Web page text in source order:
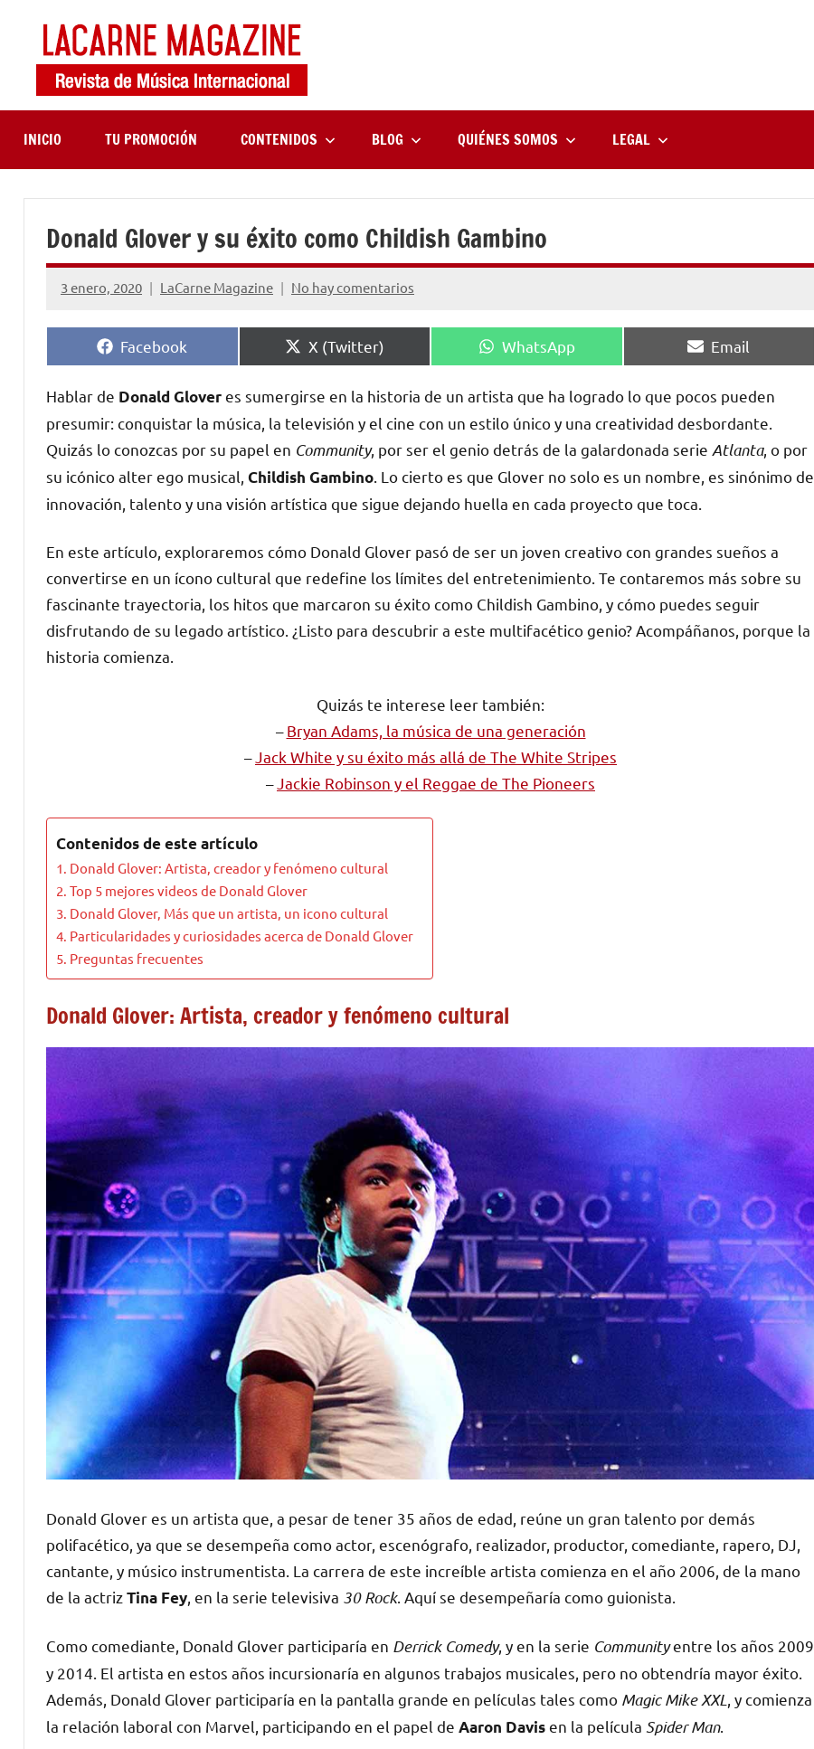
contenido
Magazine
música
internacional
INICIO TU PROMOCIÓN CONTENIDOS BLOG QUIÉNES SOMOS LEGAL
Donald Glover y su éxito como Childish Gambino
3 enero, 2020 LaCarne Magazine No hay comentarios
Compartir
en
Facebook
Compartir
en
X (Twitter)
Compartir
en
WhatsApp
Compartir
en
Email
Hablar de Donald Gloveres sumergirse en la historia de un artista que ha logrado lo que pocos pueden
presumir: conquistar la música, la televisión y el cine con un estilo único y una creatividad desbordante.
Quizás lo conozcas por su papel en Community, por ser el genio detrás de la galardonada serie Atlanta, o por
su icónico alter ego musical, Childish Gambino . Lo cierto es que Glover no solo es un nombre, es sinónimo de
innovación, talento y una visión artística que sigue dejando huella en cada proyecto que toca.
En este artículo, exploraremos cómo Donald Glover pasó de ser un joven creativo con grandes sueños a
convertirse en un ícono cultural que redefine los límites del entretenimiento. Te contaremos más sobre su
fascinante trayectoria, los hitos que marcaron su éxito como Childish Gambino, y cómo puedes seguir
disfrutando de su legado artístico. ¿Listo para descubrir a este multifacético genio? Acompáñanos, porque la
historia comienza.
Quizás te interese leer también:
–Bryan Adams, la música de una generación
– Jack White y su éxito más allá de The White Stripes
– Jackie Robinson y el Reggae de The Pioneers
Contenidos de este artículo
Donald Glover: Artista, creador y fenómeno cultural
Top 5 mejores videos de Donald Glover
Donald Glover, Más que un artista, un icono cultural
Particularidades y curiosidades acerca de Donald Glover
Preguntas frecuentes
Donald Glover: Artista, creador y fenómeno cultural
Donald Glover es un artista que, a pesar de tener 35 años de edad, reúne un gran talento por demás
polifacético, ya que se desempeña como actor, escenógrafo, realizador, productor, comediante, rapero, DJ,
cantante, y músico instrumentista. La carrera de este increíble artista comienza en el año 2006, de la mano
de la actrizTina Fey , en la serie televisiva 30 Rock. Aquí se desempeñaría como guionista.
Como comediante, Donald Glover participaría en Derrick Comedy, y en la serie Communityentre los años 2009
y 2014. El artista en estos años incursionaría en algunos trabajos musicales, pero no obtendría mayor éxito.
Además, Donald Glover participaría en la pantalla grande en películas tales como Magic Mike XXL , y comienza
la relación laboral con Marvel, participando en el papel de Aaron Davisen la película Spider Man.